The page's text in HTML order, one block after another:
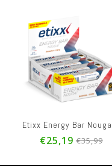
€25,19 €35,99